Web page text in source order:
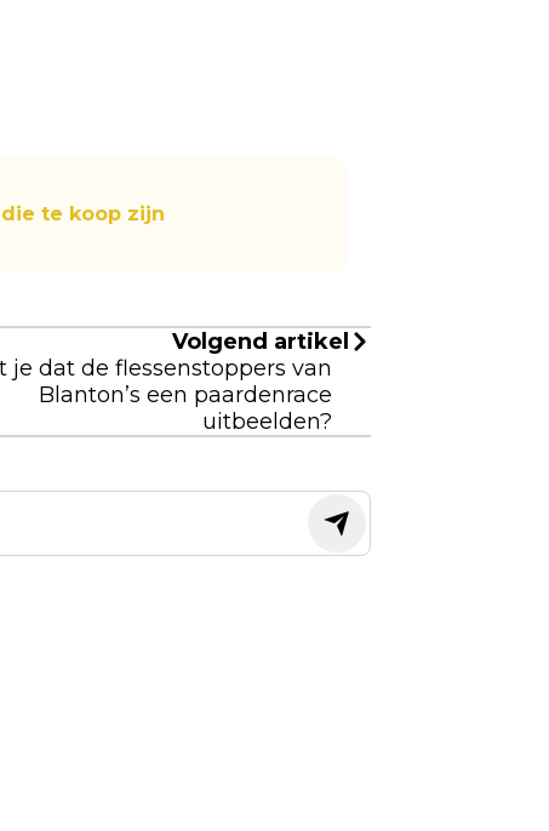
die te koop zijn
Volgend artikel
je dat de flessenstoppers van
Blanton’s een paardenrace
uitbeelden?